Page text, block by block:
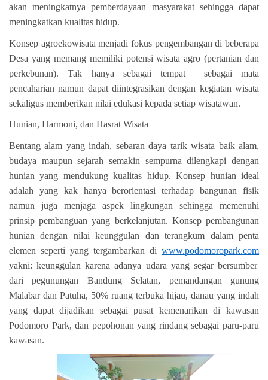
akan meningkatnya pemberdayaan masyarakat sehingga dapat
meningkatkan kualitas hidup.
Konsep agroekowisata menjadi fokus pengembangan di beberapa
Desa yang memang memiliki potensi wisata agro (pertanian dan
perkebunan). Tak hanya sebagai tempat sebagai mata
pencaharian namun dapat diintegrasikan dengan kegiatan wisata
sekaligus memberikan nilai edukasi kepada setiap wisatawan.
Hunian, Harmoni, dan Hasrat Wisata
Bentang alam yang indah, sebaran daya tarik wisata baik alam,
budaya maupun sejarah semakin sempurna dilengkapi dengan
hunian yang mendukung kualitas hidup. Konsep hunian ideal
adalah yang kak hanya berorientasi terhadap bangunan fisik
namun juga menjaga aspek lingkungan sehingga memenuhi
prinsip pembanguan yang berkelanjutan. Konsep pembangunan
hunian dengan nilai keunggulan dan terangkum dalam penta
elemen seperti yang tergambarkan di www.podomoropark.com
yakni: keunggulan karena adanya udara yang segar bersumber
dari pegunungan Bandung Selatan, pemandangan gunung
Malabar dan Patuha, 50% ruang terbuka hijau, danau yang indah
yang dapat dijadikan sebagai pusat kemenarikan di kawasan
Podomoro Park, dan pepohonan yang rindang sebagai paru-paru
kawasan.